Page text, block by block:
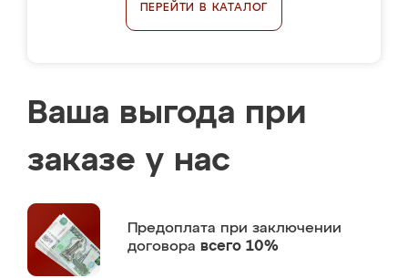
ПЕРЕЙТИ В КАТАЛОГ
Ваша выгода при
заказе у нас
Предоплата при заключении
договора всего 10%